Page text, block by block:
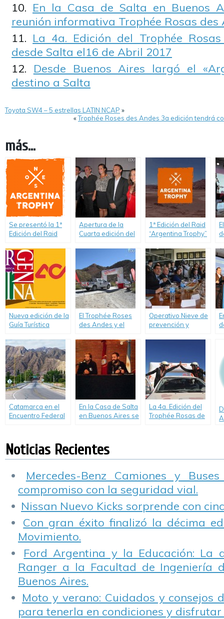
En la Casa de Salta en Buenos
reunión informativa Trophée Rosas des
La 4a. Edición del Trophée
desde Salta el16 de Abril 2017
Desde Buenos Aires largó el
destino a Salta
Toyota SW4 – 5 estrellas LATIN NCAP »
«Trophée Roses des Andes 3a edición tendrá
más...
Se presentó la 1ª
Edición del Raid
2017, único Rally
para jóvenes y
estudiantes
universitarios en
Argentina.
Apertura de la
Cuarta edición del
los Andes 2017»,
único Rally 100%
femenino
1ª Edición del Raid
“Argentina Trophy”
para jóvenes y
estudiantes
universitarios
Nueva edición de la
Guía Turística
Automóvil Club
Argentino.
El Trophée Roses
des Andes y el
largan la 5ª edición
en 2018
Operativo Nieve de
prevención y
Catamarca en el
Encuentro Federal
Turismo
Sustentable
En la Casa de Salta
en Buenos Aires se
Andes 2017
La 4a. Edición del
Trophée Rosas de
Noticias Recientes
Mercedes-Benz Camiones y
compromiso con la seguridad vial.
Nissan Nuevo Kicks sorprende con
Con gran éxito finalizó la décima
Movimiento.
Ford Argentina y la Educación: La
Ranger a la Facultad de Ingeniería
Buenos Aires.
Moto y verano: Cuidados y consejos
para tenerla en condiciones y disfrutar